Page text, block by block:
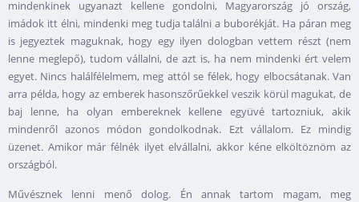
mindenkinek ugyanazt kellene gondolni, Magyarország jó ország,
imádok itt élni, mindenki meg tudja találni a buborékját. Ha páran meg
is jegyeztek maguknak, hogy egy ilyen dologban vettem részt (nem
lenne meglepő), tudom vállalni, de azt is, ha nem mindenki ért velem
egyet. Nincs halálfélelmem, meg attól se félek, hogy elbocsátanak. Van
arra példa, hogy az emberek hasonszőrűekkel veszik körül magukat, de
baj lenne, ha olyan embereknek kellene együvé tartozniuk, akik
mindenről azonos módon gondolkodnak. Ezt vállalom. Ez mindig
üzenet. Amikor már félnék ilyet elvállalni, akkor kéne elköltöznöm az
országból.
Művésznek lenni menő dolog. Én annak tartom magam, meg